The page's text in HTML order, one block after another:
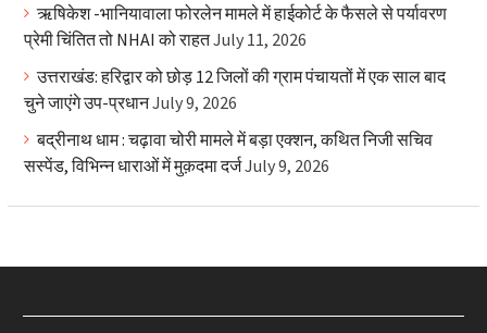
ऋषिकेश -भानियावाला फोरलेन मामले में हाईकोर्ट के फैसले से पर्यावरण
प्रेमी चिंतित तो NHAI को राहतJuly 11, 2026
उत्तराखंड: हरिद्वार को छोड़ 12 जिलों की ग्राम पंचायतों में एक साल बाद
चुने जाएंगे उप-प्रधानJuly 9, 2026
बद्रीनाथ धाम : चढ़ावा चोरी मामले में बड़ा एक्शन, कथित निजी सचिव
सस्पेंड, विभिन्न धाराओं में मुक़दमा दर्जJuly 9, 2026